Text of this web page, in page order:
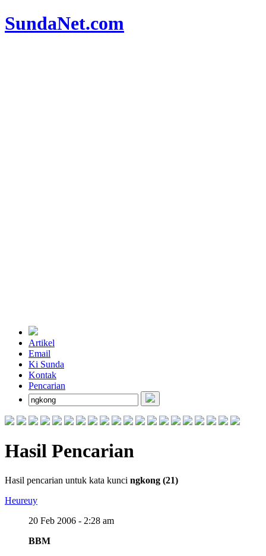
SundaNet.com
Artikel
Email
Ki Sunda
Kontak
Pencarian
Hasil Pencarian
Hasil pencarian untuk kata kunci ngkong (21)
Heureuy
20 Feb 2006 - 2:28 am
BBM